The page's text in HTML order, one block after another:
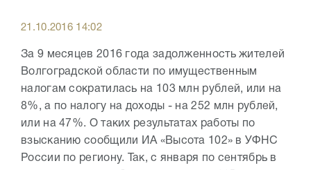
21.10.2016 14:02
За 9 месяцев 2016 года задолженность жителей
Волгоградской области по имущественным
налогам сократилась на 103 млн рублей, или на
8%, а по налогу на доходы - на 252 млн рублей,
или на 47%. О таких результатах работы по
взысканию сообщили ИА «Высота 102» в УФНС
России по региону. Так, с января по сентябрь в